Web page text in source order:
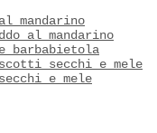
mandarino
al mandarino
barbabietola
secchi e mele
e mele